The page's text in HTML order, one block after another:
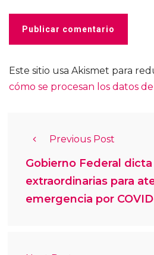
Este sitio usa Akismet para
cómo se procesan los datos
Previous Post
Gobierno Federal
extraordinarias para
emergencia por